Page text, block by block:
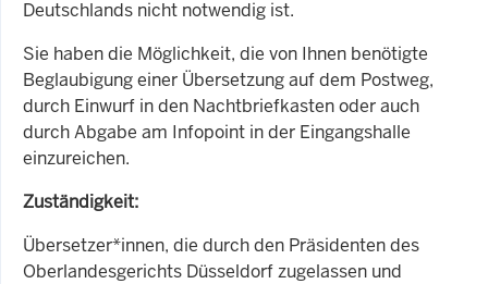
Deutschlands nicht notwendig ist.
Sie haben die Möglichkeit, die von Ihnen benötigte
Beglaubigung einer Übersetzung auf dem Postweg,
durch Einwurf in den Nachtbriefkasten oder auch
durch Abgabe am Infopoint in der Eingangshalle
einzureichen.
Zuständigkeit:
Übersetzer*innen, die durch den Präsidenten des
Oberlandesgerichts Düsseldorf zugelassen und